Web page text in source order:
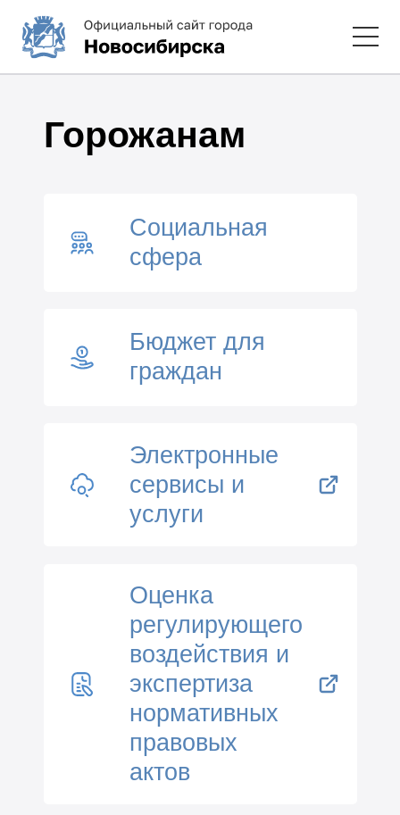
Горожанам
Социальная
сфера
Бюджет для
граждан
Электронные
сервисы и
услуги
Оценка
регулирующего
воздействия и
экспертиза
нормативных
правовых
актов